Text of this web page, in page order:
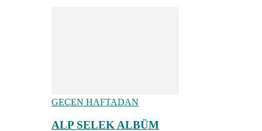
GEÇEN HAFTADAN
ALP SELEK ALBÜM